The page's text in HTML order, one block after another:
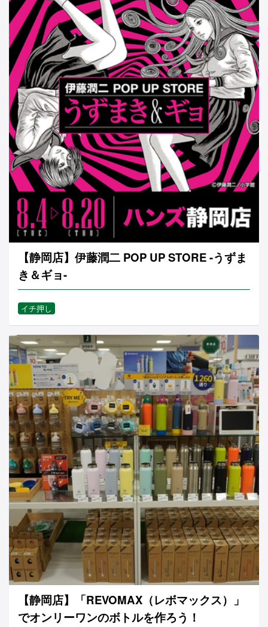
【静岡店】伊藤潤二 POP UP STORE -うずま
き＆ギョ-
イチ押し
【静岡店】「REVOMAX（レボマックス）」
でオンリーワンのボトルを作ろう！